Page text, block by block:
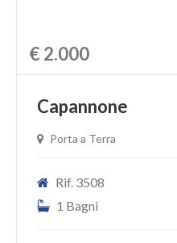
€ 2.000
Capannone
Porta a Terra
Rif. 3508
1 Bagni